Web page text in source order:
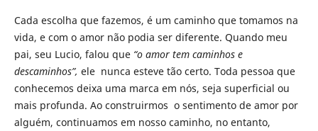
Cada escolha que fazemos, é um caminho que tomamos na
vida, e com o amor não podia ser diferente. Quando meu
pai, seu Lucio, falou que “o amor tem caminhos e
descaminhos”, ele nunca esteve tão certo. Toda pessoa que
conhecemos deixa uma marca em nós, seja superficial ou
mais profunda. Ao construirmos o sentimento de amor por
alguém, continuamos em nosso caminho, no entanto,